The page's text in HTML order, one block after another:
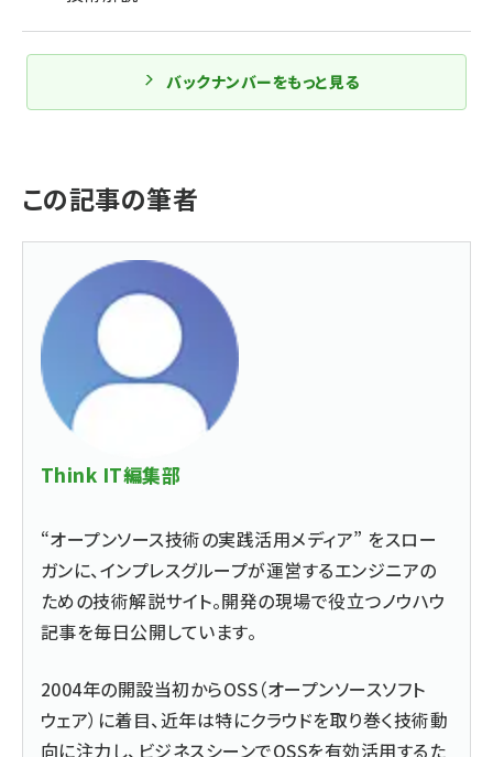
バックナンバーをもっと見る
この記事の筆者
Think IT編集部
“オープンソース技術の実践活用メディア” をスロー
ガンに、インプレスグループが運営するエンジニアの
ための技術解説サイト。開発の現場で役立つノウハウ
記事を毎日公開しています。
2004年の開設当初からOSS（オープンソースソフト
ウェア）に着目、近年は特にクラウドを取り巻く技術動
向に注力し、ビジネスシーンでOSSを有効活用するた